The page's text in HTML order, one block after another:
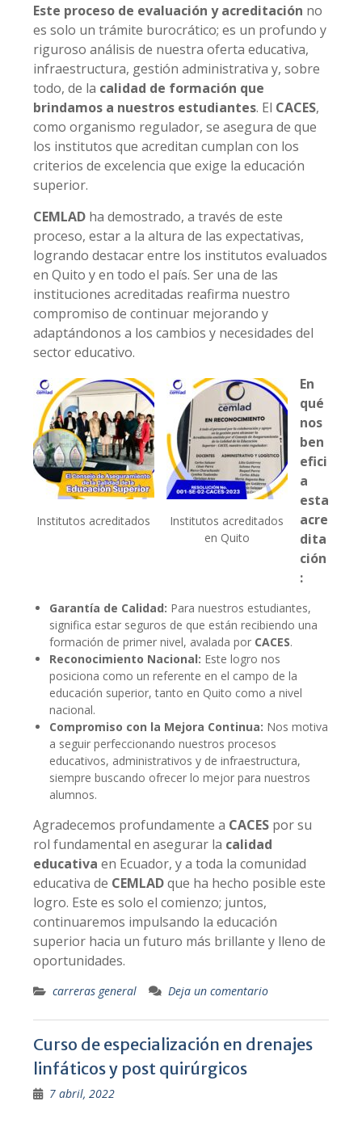
Este proceso de evaluación y acreditación no
es solo un trámite burocrático; es un profundo y
riguroso análisis de nuestra oferta educativa,
infraestructura, gestión administrativa y, sobre
todo, de la calidad de formación que
brindamos a nuestros estudiantes. El CACES,
como organismo regulador, se asegura de que
los institutos que acreditan cumplan con los
criterios de excelencia que exige la educación
superior.
CEMLADha demostrado, a través de este
proceso, estar a la altura de las expectativas,
logrando destacar entre los institutos evaluados
en Quito y en todo el país. Ser una de las
instituciones acreditadas reafirma nuestro
compromiso de continuar mejorando y
adaptándonos a los cambios y necesidades del
sector educativo.
Institutos acreditados
Institutos acreditados
en Quito
En
qué
nos
ben
efici
a
esta
acre
dita
ción
:
Garantía de Calidad: Para nuestros estudiantes,
significa estar seguros de que están recibiendo una
formación de primer nivel, avalada por CACES.
Reconocimiento Nacional: Este logro nos
posiciona como un referente en el campo de la
educación superior, tanto en Quito como a nivel
nacional.
Compromiso con la Mejora Continua: Nos motiva
a seguir perfeccionando nuestros procesos
educativos, administrativos y de infraestructura,
siempre buscando ofrecer lo mejor para nuestros
alumnos.
Agradecemos profundamente a CACESpor su
rol fundamental en asegurar la calidad
educativa en Ecuador, y a toda la comunidad
educativa de CEMLADque ha hecho posible este
logro. Este es solo el comienzo; juntos,
continuaremos impulsando la educación
superior hacia un futuro más brillante y lleno de
oportunidades.
carreras general Deja un comentario
Curso de especialización en drenajes
linfáticos y post quirúrgicos
7 abril, 2022